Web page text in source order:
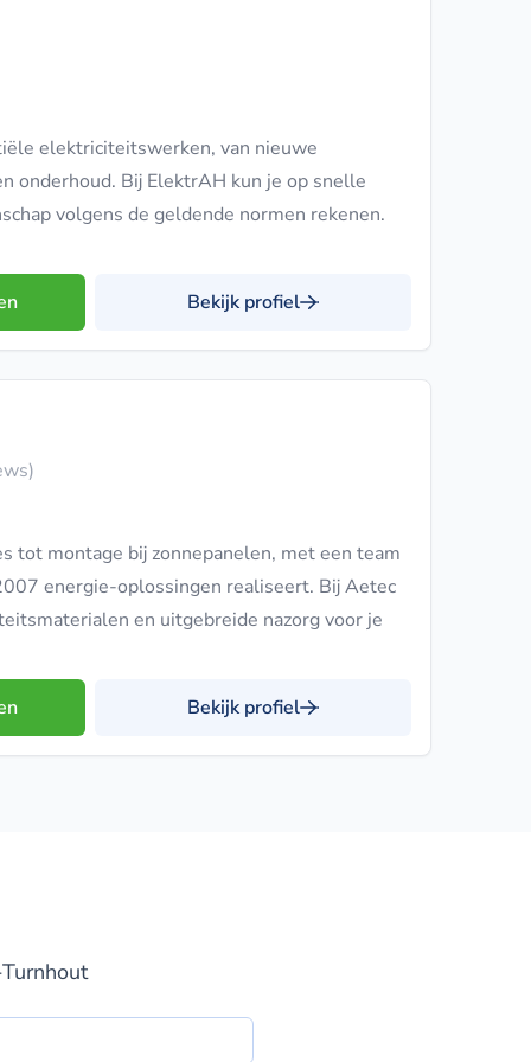
elektriciteitswerken, van nieuwe
onderhoud. Bij ElektrAH kun je op snelle
volgens de geldende normen rekenen.
Bekijk profiel
tot montage bij zonnepanelen, met een team
energie-oplossingen realiseert. Bij Aetec
en uitgebreide nazorg voor je
Bekijk profiel